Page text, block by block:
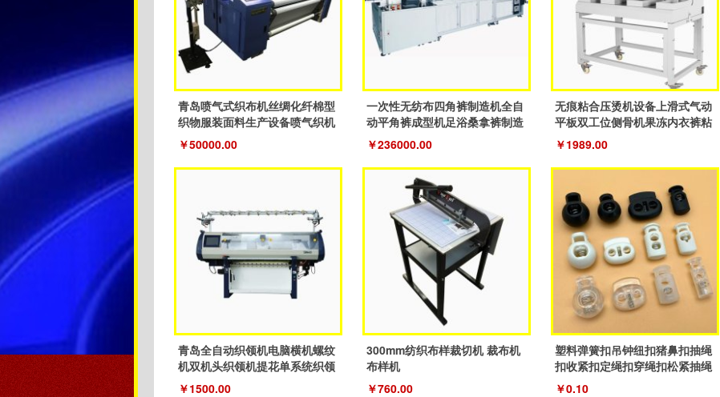
青岛喷气式织布机丝绸化纤棉型
织物服装面料生产设备喷气织机
￥50000.00
一次性无纺布四角裤制造机全自
动平角裤成型机足浴桑拿裤制造
机器
￥236000.00
无痕粘合压烫机设备上滑式气动
平板双工位侧骨机果冻内衣裤粘
合机
￥1989.00
青岛全自动织领机电脑横机螺纹
机双机头织领机提花单系统织领
机
￥1500.00
300mm纺织布样裁切机 裁布机
布样机
￥760.00
塑料弹簧扣吊钟纽扣猪鼻扣抽绳
扣收紧扣定绳扣穿绳扣松紧抽绳
扣子
￥0.10